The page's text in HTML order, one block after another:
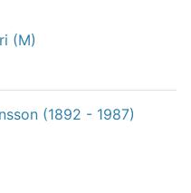
(M)
(1892 - 1987)